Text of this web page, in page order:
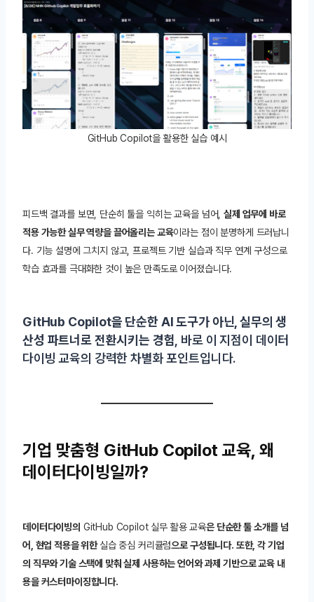
GitHub Copilot을 활용한 실습 예시
피드백 결과를 보면, 단순히 툴을 익히는 교육을 넘어,실제 업무에 바로
적용 가능한 실무 역량을 끌어올리는 교육이라는 점이 분명하게 드러납니
다. 기능 설명에 그치지 않고, 프로젝트 기반 실습과 직무 연계 구성으로
학습 효과를 극대화한 것이 높은 만족도로 이어졌습니다.
GitHub Copilot을 단순한 AI 도구가 아닌, 실무의 생
산성 파트너로 전환시키는 경험 , 바로 이 지점이 데이터
다이빙 교육의 강력한 차별화 포인트입니다.
기업 맞춤형 GitHub Copilot 교육, 왜
데이터다이빙일까?
데이터다이빙의 GitHub Copilot 실무 활용 교육은 단순한 툴 소개를 넘
어, 현업 적용을 위한실습 중심 커리큘럼으로 구성됩니다. 또한, 각 기업
의 직무와 기술 스택에 맞춰 실제 사용하는 언어와 과제 기반으로 교육 내
용을 커스터마이징합니다.